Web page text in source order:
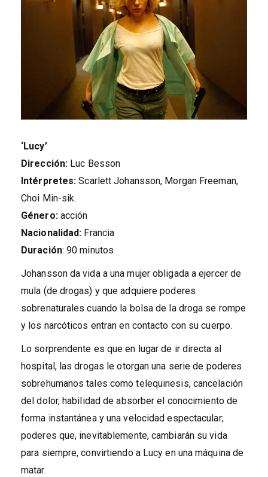
‘Lucy’
Dirección: Luc Besson
Intérpretes: Scarlett Johansson, Morgan Freeman,
Choi Min-sik.
Género: acción
Nacionalidad: Francia
Duración: 90 minutos
Johansson da vida a una mujer obligada a ejercer de
mula (de drogas) y que adquiere poderes
sobrenaturales cuando la bolsa de la droga se rompe
y los narcóticos entran en contacto con su cuerpo.
Lo sorprendente es que en lugar de ir directa al
hospital, las drogas le otorgan una serie de poderes
sobrehumanos tales como telequinesis, cancelación
del dolor, habilidad de absorber el conocimiento de
forma instantánea y una velocidad espectacular;
poderes que, inevitablemente, cambiarán su vida
para siempre, convirtiendo a Lucy en una máquina de
matar.